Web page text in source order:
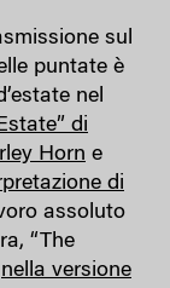
sul
puntate è
nel
di
Horn e
di
assoluto
“The
nella versione